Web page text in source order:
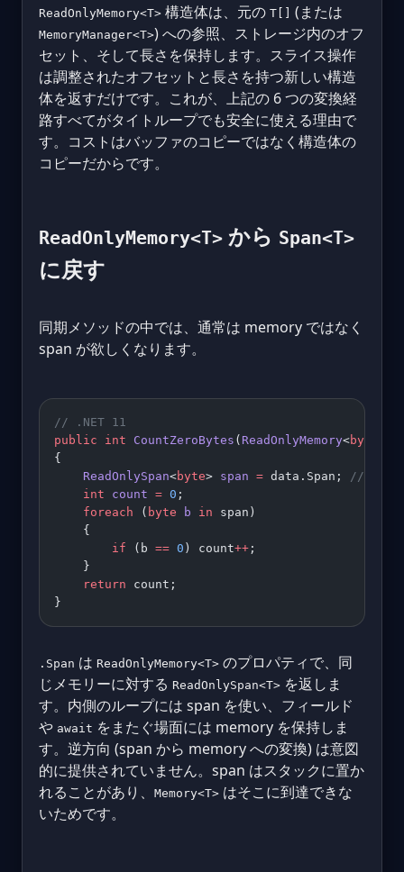
ReadOnlyMemory<T> 構造体は、元の T[] (または
MemoryManager<T>) への参照、ストレージ内のオフ
セット、そして長さを保持します。スライス操作
は調整されたオフセットと長さを持つ新しい構造
体を返すだけです。これが、上記の 6 つの変換経
路すべてがタイトループでも安全に使える理由で
す。コストはバッファのコピーではなく構造体の
コピーだからです。
ReadOnlyMemory<T> から Span<T>
に戻す
同期メソッドの中では、通常は memory ではなく
span が欲しくなります。
// .NET 11
public int CountZeroBytes ( ReadOnlyMemory<byte
{
    ReadOnlySpan
<byte> span = data.Span;
//
    int
count = 0 ;
    foreach
( byte b in span)
    {
        if
(b == 0 ) count++ ;
    }
    return
count;
}
.Span は ReadOnlyMemory<T> のプロパティで、同
じメモリーに対する ReadOnlySpan<T> を返しま
す。内側のループには span を使い、フィールド
や await をまたぐ場面には memory を保持しま
す。逆方向 (span から memory への変換) は意図
的に提供されていません。span はスタックに置か
れることがあり、
Memory<T> はそこに到達できな
いためです。